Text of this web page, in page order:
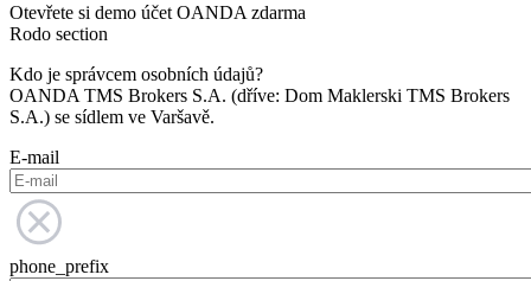
Otevřete si demo účet OANDA zdarma
Rodo section
Kdo je správcem osobních údajů?
OANDA TMS Brokers S.A. (dříve: Dom Maklerski TMS Brokers
S.A.) se sídlem ve Varšavě.
E-mail
phone_prefix